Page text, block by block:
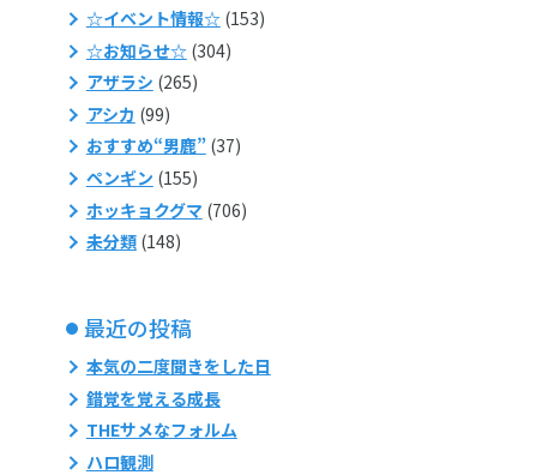
☆イベント情報☆(153)
☆お知らせ☆(304)
アザラシ (265)
アシカ (99)
おすすめ“男鹿”(37)
ペンギン (155)
ホッキョクグマ (706)
未分類(148)
最近の投稿
本気の二度聞きをした日
錯覚を覚える成長
THEサメなフォルム
ハロ観測